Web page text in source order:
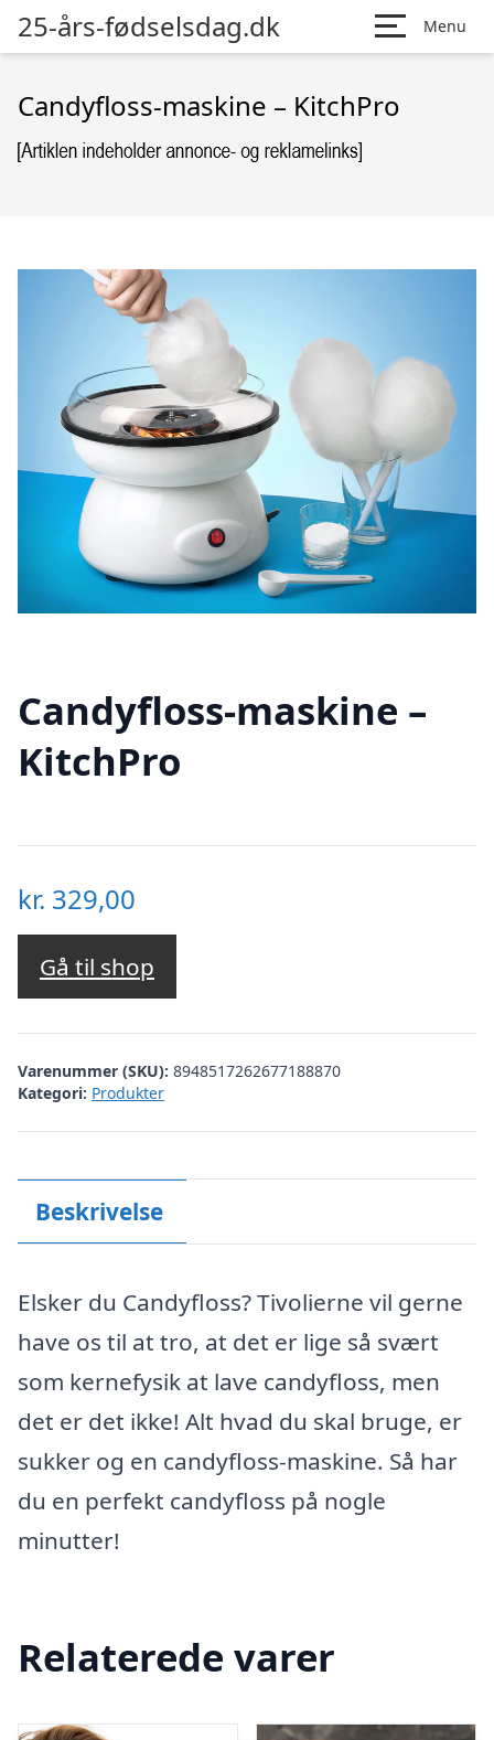
25-års-fødselsdag.dk Menu
Candyfloss-maskine – KitchPro
Candyfloss-maskine –
KitchPro
kr. 329,00
Gå til shop
Varenummer (SKU): 8948517262677188870
Kategori: Produkter
Beskrivelse
Elsker du Candyfloss? Tivolierne vil gerne
have os til at tro, at det er lige så svært
som kernefysik at lave candyfloss, men
det er det ikke! Alt hvad du skal bruge, er
sukker og en candyfloss-maskine. Så har
du en perfekt candyfloss på nogle
minutter!
Relaterede varer